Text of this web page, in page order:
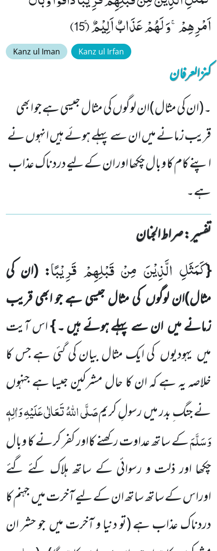
اَمْرِهِمْۚ-وَ لَهُمْ عَذَابٌ اَلِیْمٌۚ (15)
Kanz ul Iman Kanz ul Irfan
کنزالعرفان
۔(ان کی مثال)ان لوگوں کی مثال جیسی ہے جو ابھی
قریب زمانے میں ان سے پہلے ہوئے ہیں انہوں نے
اپنے کام کا وبال چکھا اور ان کے لیے دردناک عذاب
ہے۔
تفسیر : ‎صراط الجنان
{كَمَثَلِ الَّذِیْنَ مِنْ قَبْلِهِمْ قَرِیْبًا:(ان کی
مثال)ان لوگوں کیمثال جیسی ہے جو ابھی قریب
زمانے میںان سے پہلے ہوئے ہیں ۔ }اس آیت
میں یہودیوں کی ایک مثال بیان کی گئی ہے جس کا
خلاصہ یہ ہے کہ ان کا حال مشرکین جیسا ہے جنہوں
نے جنگ ِ بدر میںرسولِ کریمصَلَّی اللّٰہُ تَعَالٰی عَلَیْہِ وَاٰلِہٖ
وَسَلَّمَکے ساتھ عداوت رکھنے کااور کفر کرنے کا وبال
چکھا اور ذلت و رسوائی کے ساتھ ہلاک کئے گئے
اوراس کے ساتھ ساتھ ان کے لیے آخرت میںجہنم کا
دردناک عذاب ہے(تو دنیا و آخرت میںجو حشر ان